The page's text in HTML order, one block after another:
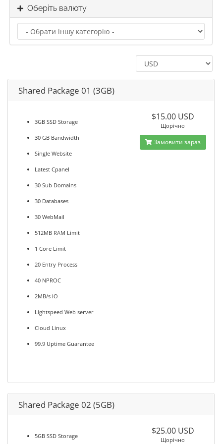
Оберіть валюту
Shared Package 01 (3GB)
3GB SSD Storage
30 GB Bandwidth
Single Website
Latest Cpanel
30 Sub Domains
30 Databases
30 WebMail
512MB RAM Limit
1 Core Limit
20 Entry Process
40 NPROC
2MB/s IO
Lightspeed Web server
Cloud Linux
99.9 Uptime Guarantee
$15.00 USD
Щорічно
Замовити зараз
Shared Package 02 (5GB)
5GB SSD Storage $25.00 USD
Щорічно